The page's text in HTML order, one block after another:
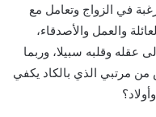
في الزواج وتعامل مع
والعمل والأصدقاء،
عقله وقلبه سبيلا، وربما
مرتبي الذي بالكاد يكفي